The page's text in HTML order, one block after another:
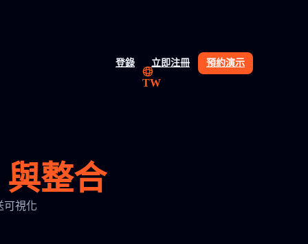
登錄 立即注冊 預約演示
TW
整合
可視化